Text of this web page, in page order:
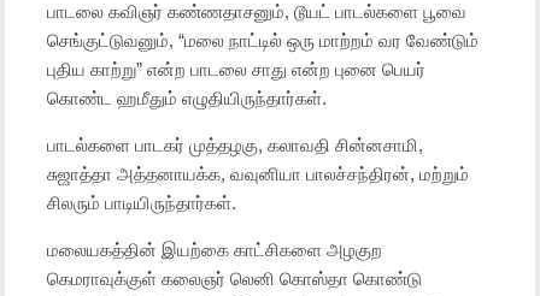
பாடலை கவிஞர் கண்ணதாசனும், டூயட் பாடல்களை பூவை
செங்குட்டுவனும், “மலை நாட்டில் ஒரு மாற்றம் வர வேண்டும்
புதிய காற்று” என்ற பாடலை சாது என்ற புனை பெயர்
கொண்ட ஹமீதும் எழுதியிருந்தார்கள்.
பாடல்களை பாடகர் முத்தழகு, கலாவதி சின்னசாமி,
சுஜாத்தா அத்தனாயக்க, வவுனியா பாலச்சந்திரன், மற்றும்
சிலரும் பாடியிருந்தார்கள்.
மலையகத்தின் இயற்கை காட்சிகளை அழகுற
கெமராவுக்குள் கலைஞர் லெனி கொஸ்தா கொண்டு